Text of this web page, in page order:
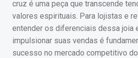
cruz é uma peça que transcende
valores espirituais. Para lojistas e
entender os diferenciais dessa joia
impulsionar suas vendas é
sucesso no mercado competitivo